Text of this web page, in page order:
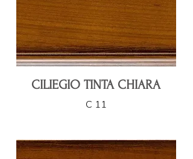
CILIEGIO TINTA CHIARA
C 11